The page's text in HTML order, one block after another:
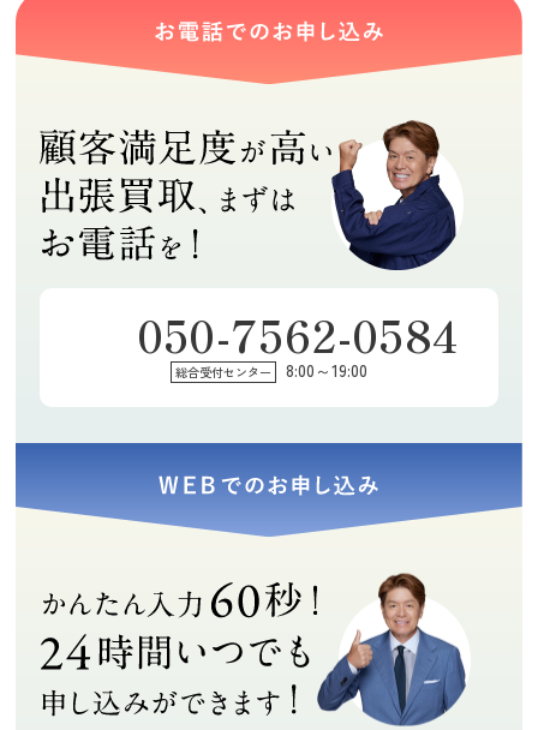
す。できるもの
できないものも
(Googleのクチコミか
09:06
0
います！
ら引用)
16:15
もらいました
が、値段が付か
ですが、買い取
りしてもらえま
した。担当の方
もすごく良い感
じの方で、丁寧
にご説明して頂
いしようと思い
ます。
(Googleのクチコミか
19:33
1
たらりらりん
素早く丁寧で気
た。ありがとう
ございました！
17:55
1
momoe
★★★★★
訪問買取に来て
定士の豊富な知
てにおいて親切
気持ちの良いお
た。またご縁が
(Googleのクチコミか
2026年07月13日
19:04
1
まり
引っ越しで不用
いしました。期
限内に全て引き
て本当に助かり
ました。ありが
とうございまし
た。担当の方も
とても素敵な方
でまたお願いし
2026年07月11日
10:52
1
050-7562-0584
総合受付センター 8:00～19:00